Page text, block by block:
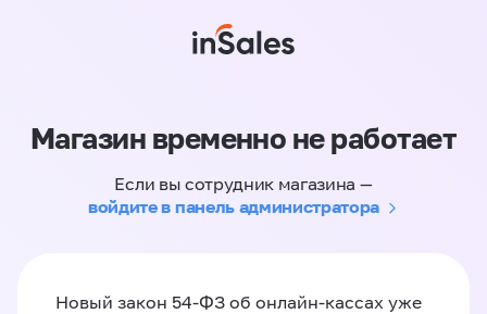
Магазин временно не работает
Если вы сотрудник магазина —
войдите в панель администратора
Новый закон 54-ФЗ об онлайн-кассах уже